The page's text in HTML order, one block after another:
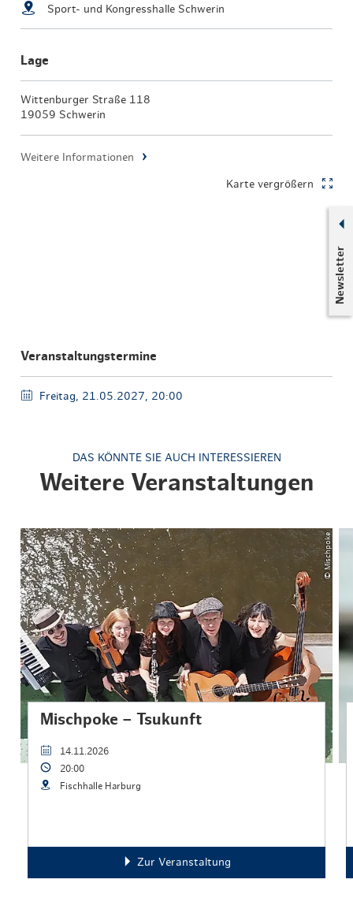
Newsletter
Sport- und Kongresshalle Schwerin
Lage
Wittenburger Straße 118
19059 Schwerin
Weitere Informationen
Karte vergrößern
Veranstaltungstermine
Freitag, 21.05.2027, 20:00
DAS KÖNNTE SIE AUCH INTERESSIEREN
Weitere Veranstaltungen
© Mischpoke
Mischpoke – Tsukunft
14.11.2026
20:00
Fischhalle Harburg
Zur Veranstaltung